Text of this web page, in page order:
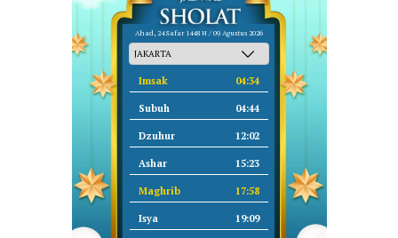
Ahad, 24 Safar 1448 H / 09 Agustus 2026
Imsak 04:34
Subuh 04:44
Dzuhur 12:02
Ashar 15:23
Maghrib 17:58
Isya 19:09